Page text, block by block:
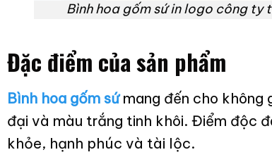
Bình hoa gốm sứ in logo công
Đặc điểm của sản phẩm
Bình hoa gốm sứ mang đến cho không
đại và màu trắng tinh khôi. Điểm độc
khỏe, hạnh phúc và tài lộc.